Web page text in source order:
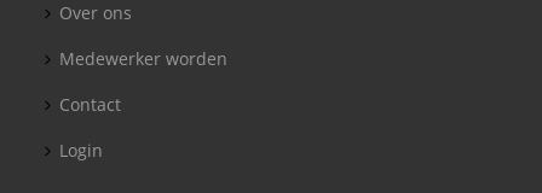
Over ons
Medewerker worden
Contact
Login